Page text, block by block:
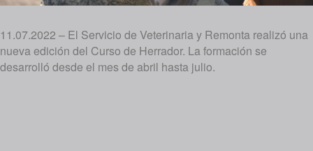
11.07.2022 – El Servicio de Veterinaria y Remonta realizó una
nueva edición del Curso de Herrador. La formación se
desarrolló desde el mes de abril hasta julio.